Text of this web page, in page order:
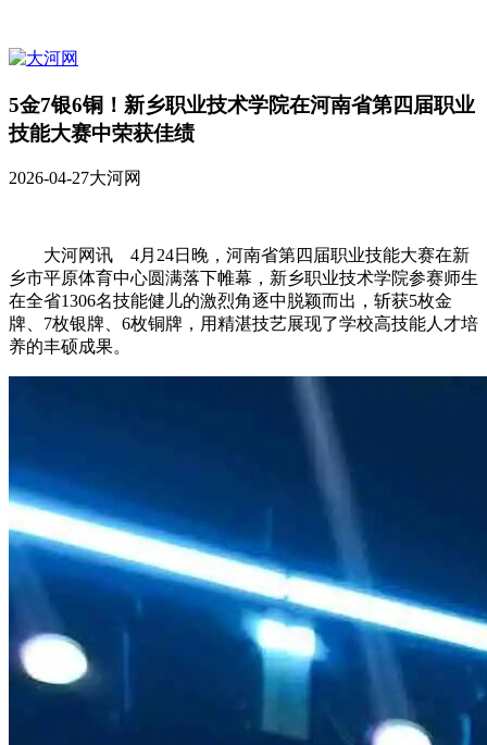
5金7银6铜！新乡职业技术学院在河南省第四届职业
技能大赛中荣获佳绩
2026-04-27大河网
大河网讯 4月24日晚，河南省第四届职业技能大赛在新
乡市平原体育中心圆满落下帷幕，新乡职业技术学院参赛师生
在全省1306名技能健儿的激烈角逐中脱颖而出，斩获5枚金
牌、7枚银牌、6枚铜牌，用精湛技艺展现了学校高技能人才培
养的丰硕成果。